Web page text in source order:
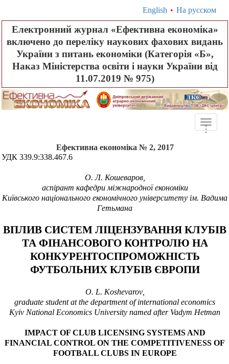
English • На русском
Електронний журнал «Ефективна економіка»
включено до переліку наукових фахових видань
України з питань економіки (Категорія «Б»,
Наказ Міністерства освіти і науки України від
11.07.2019 № 975)
Toggle
...
Ефективна економіка № 2, 2017
УДК 339.9:338.467.6
О. Л. Кошеваров,
аспірант кафедри міжнародної економіки
Київського національного економічного університету ім. Вадима
Гетьмана
ВПЛИВ СИСТЕМ ЛІЦЕНЗУВАННЯ КЛУБІВ
ТА ФІНАНСОВОГО КОНТРОЛЮ НА
КОНКУРЕНТОСПРОМОЖНІСТЬ
ФУТБОЛЬНИХ КЛУБІВ ЄВРОПИ
О. L. Koshevarov,
graduate student at the department of international economics
Kyiv National Economics University named after Vadym Hetman
IMPACT OF CLUB LICENSING SYSTEMS AND
FINANCIAL CONTROL ON THE COMPETITIVENESS OF
FOOTBALL CLUBS IN EUROPE